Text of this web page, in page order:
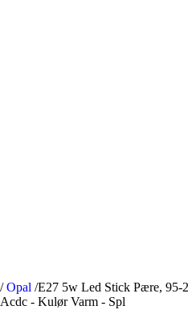
/ Opal /E27 5w Led Stick Pære, 95-
Acdc - Kulør Varm - Spl